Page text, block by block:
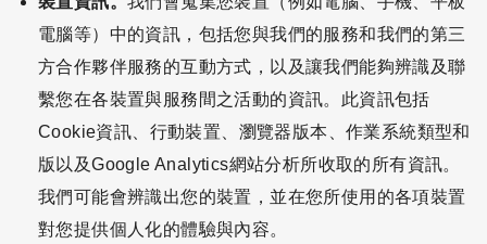
電腦等）中的資訊，包括您與我們的服務和我們的第三
方合作夥伴服務的互動方式，以及讓我們能夠辨識及聯
繫您在各裝置與服務間之活動的資訊。此資訊包括
Cookie資訊、行動裝置、瀏覽器版本、作業系統類型和
版以及Google Analytics網站分析所收取的所有資訊。
我們可能會辨識出您的裝置，並在您所使用的各項裝置
對您提供個人化的體驗與內容。